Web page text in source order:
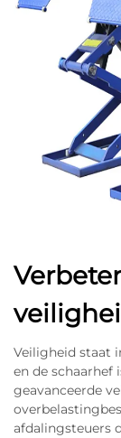
Veiligheid staat
en de
geavanceerde
afdalingsteuers